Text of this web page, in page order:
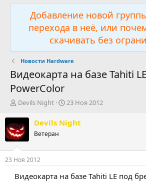
Добавление новой
перехода в неё, или
скачивать без
Новости Hardware
Видеокарта на базе Tahiti
PowerColor
А
т
о
р
т
м
ы
Devils Night
Д
т
а
а
л
23 Ноя 2012
Devils Night
Ветеран
23 Ноя 2012
Видеокарта на базе Tahiti LE под